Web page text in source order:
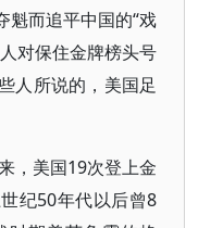
魁而追平中国的“戏
对保住金牌榜头号
人所说的，美国足
，美国19次登上金
纪50年代以后曾8